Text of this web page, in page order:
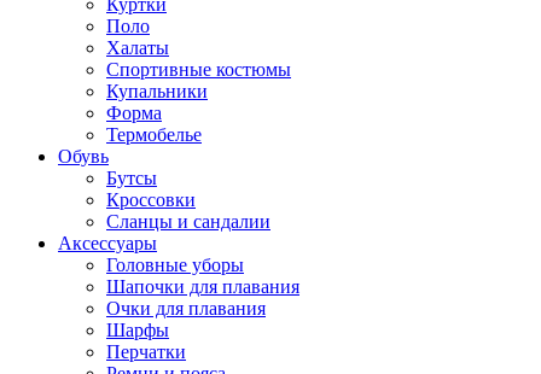
Поло
Халаты
Спортивные костюмы
Купальники
Форма
Термобелье
Обувь
Бутсы
Кроссовки
Сланцы и сандалии
Аксессуары
Головные уборы
Шапочки для плавания
Очки для плавания
Шарфы
Перчатки